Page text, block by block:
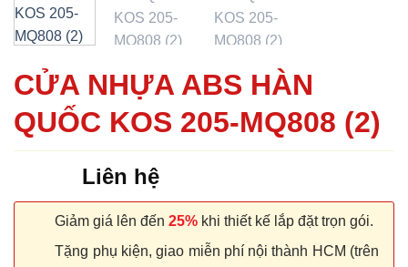
CỬA NHỰA ABS HÀN
QUỐC KOS 205-MQ808 (2)
Liên hệ
Giảm giá lên đến 25% khi thiết kế lắp đặt trọn gói.
Tặng phụ kiện, giao miễn phí nội thành HCM (trên